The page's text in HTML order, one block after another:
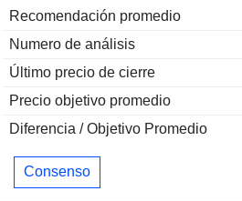
Recomendación promedio
Numero de análisis
Último precio de cierre
Precio objetivo promedio
Diferencia / Objetivo Promedio
Consenso